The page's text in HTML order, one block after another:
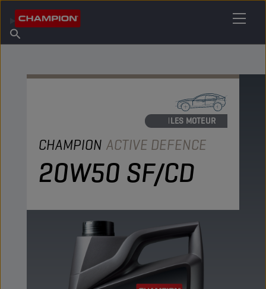
À propos de Champion
Trouver un point de vente
HUILES MOTEUR
CHAMPION ACTIVE DEFENCE
20W50 SF/CD